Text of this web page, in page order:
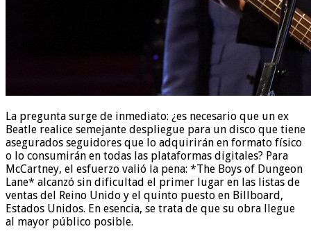
La pregunta surge de inmediato: ¿es necesario que un ex
Beatle realice semejante despliegue para un disco que tiene
asegurados seguidores que lo adquirirán en formato físico
o lo consumirán en todas las plataformas digitales? Para
McCartney, el esfuerzo valió la pena: *The Boys of Dungeon
Lane* alcanzó sin dificultad el primer lugar en las listas de
ventas del Reino Unido y el quinto puesto en Billboard,
Estados Unidos. En esencia, se trata de que su obra llegue
al mayor público posible.